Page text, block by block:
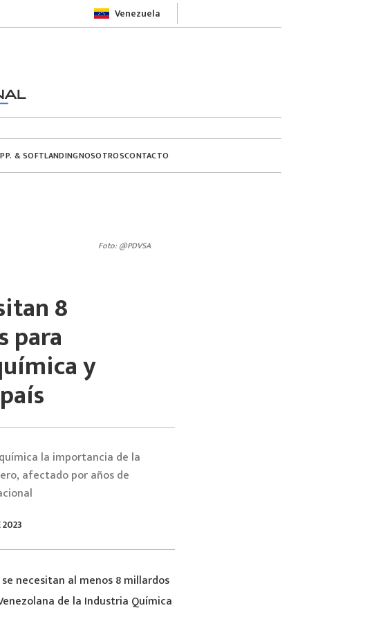
Venezuela
& SOFTLANDINGNOSOTROSCONTACTO
Foto: @PDVSA
8
para
y
la importancia de la
afectado por años de
necesitan al menos 8 millardos
de la Industria Química